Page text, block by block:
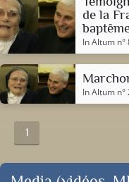
de la
In Altum n°
In Altum n°
1